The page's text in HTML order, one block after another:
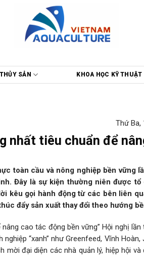
SẢN KHOA HỌC KỸ THUẬT
Thứ Ba,
nhất tiêu chuẩn để
toàn cầu và nông nghiệp bền vững
Đây là sự kiện thường niên được
kêu gọi hành động từ các bên liên
đẩy sản xuất thay đổi theo hướng
cao tác động bền vững” Hội nghị lần
“xanh” như Greenfeed, Vĩnh Hoàn,
đại diện các nhà quản lý, hiệp hội và